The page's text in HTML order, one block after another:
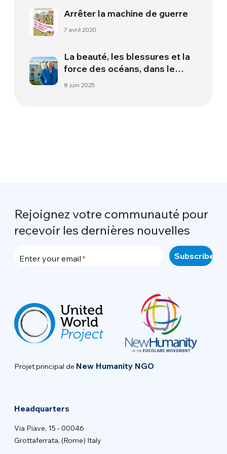
Arrêter la machine de guerre
7 avril 2020
La beauté, les blessures et la
force des océans, dans le
nouveau documentaire de
8 juin 2025
Rejoignez votre communauté pour
recevoir les dernières nouvelles
Enter your email
Projet principal de New Humanity NGO
Headquarters
Via Piave, 15 - 00046
Grottaferrata, (Rome) Italy